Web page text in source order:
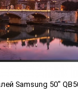
Samsung 50"